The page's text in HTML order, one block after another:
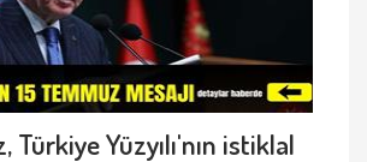
Türkiye Yüzyılı'nın istiklal